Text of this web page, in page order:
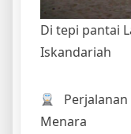
Di tepi pantai
Iskandariah
Menara